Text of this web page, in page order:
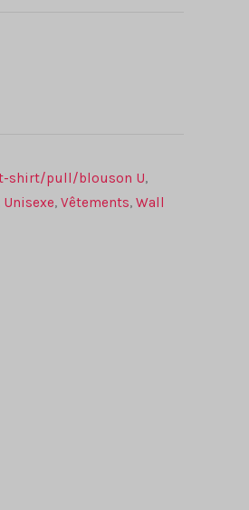
shirt/pull/blouson U,
Unisexe, Vêtements, Wall